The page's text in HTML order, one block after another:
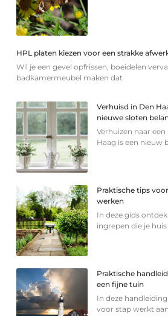
HPL platen kiezen voor een strakke
Wil je een gevel opfrissen, boeidelen
badkamermeubel maken dat
Verhuisd in Den
nieuwe sloten
Verhuizen naar
Haag is een nieuw
Praktische tips
werken
In deze gids
ingrepen die je huis
Praktische
een fijne tuin
In deze
voor stap werkt aan